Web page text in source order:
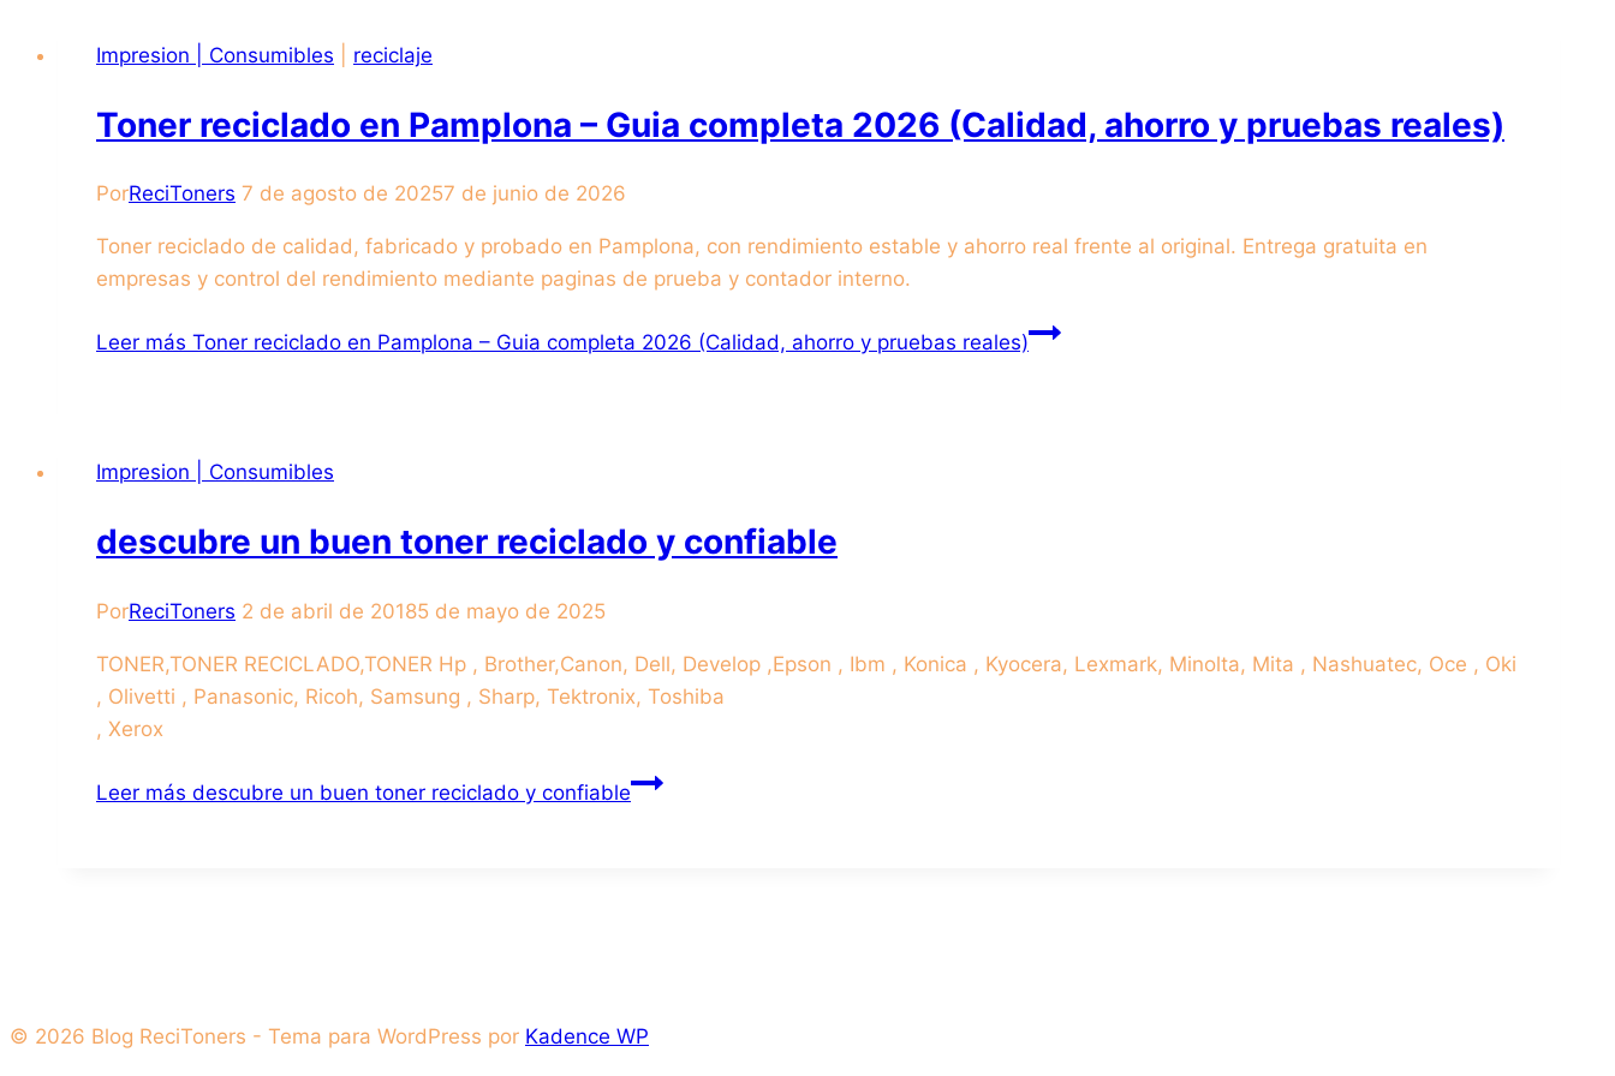
Impresion | Consumibles reciclaje
Toner reciclado en Pamplona – Guia completa 2026 (Calidad, ahorro y pruebas reales)
PorReciToners 7 de agosto de 20257 de junio de 2026
Toner reciclado de calidad, fabricado y probado en Pamplona, con rendimiento estable y ahorro real frente al original. Entrega gratuita en
empresas y control del rendimiento mediante paginas de prueba y contador interno.
Leer más Toner reciclado en Pamplona – Guia completa 2026 (Calidad, ahorro y pruebas reales)
Impresion | Consumibles
descubre un buen toner reciclado y confiable
PorReciToners 2 de abril de 20185 de mayo de 2025
TONER,TONER RECICLADO,TONER Hp , Brother,Canon, Dell, Develop ,Epson , Ibm , Konica , Kyocera, Lexmark, Minolta, Mita , Nashuatec, Oce , Oki
, Olivetti , Panasonic, Ricoh, Samsung , Sharp, Tektronix, Toshiba
, Xerox
Leer más descubre un buen toner reciclado y confiable
© 2026 Blog ReciToners - Tema para WordPress por Kadence WP